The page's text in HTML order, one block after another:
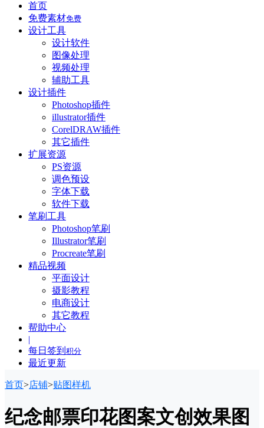
首页
免费素材免费
设计工具
设计软件
图像处理
视频处理
辅助工具
设计插件
Photoshop插件
illustrator插件
CorelDRAW插件
其它插件
扩展资源
PS资源
调色预设
字体下载
软件下载
笔刷工具
Photoshop笔刷
Illustrator笔刷
Procreate笔刷
精品视频
平面设计
摄影教程
电商设计
其它教程
帮助中心
|
每日签到 积分
最近更新
首页>店铺>贴图样机
纪念邮票印花图案文创效果图